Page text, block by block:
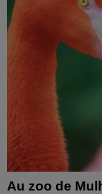
Au zoo de